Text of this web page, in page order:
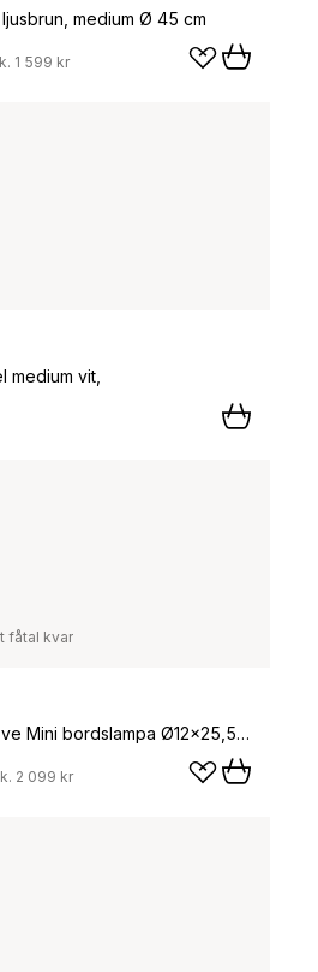
medium Ø 45 cm
1 599 kr
medium vit,
fåtal kvar
Asteria Move Mini bordslampa Ø12x25,5 cm, Clay Travertine-brass
2 099 kr